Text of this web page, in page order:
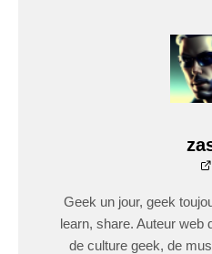
Geek un jour, geek
learn, share. Auteur web
de culture geek, de